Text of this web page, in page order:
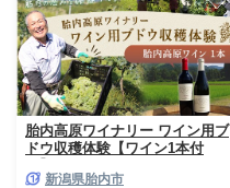
胎内高原ワイナリー ワイン用ブ
ドウ収穫体験【ワイン1本付
新潟県胎内市